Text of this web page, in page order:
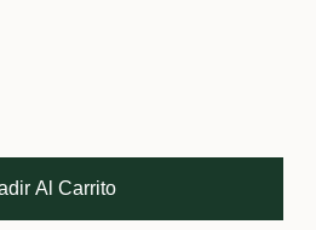
Al Carrito